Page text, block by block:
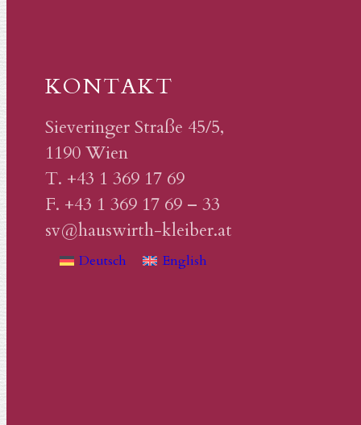
KONTAKT
Sieveringer Straße 45/5,
1190 Wien
T. +43 1 369 17 69
F. +43 1 369 17 69 – 33
sv@hauswirth-kleiber.at
Deutsch English